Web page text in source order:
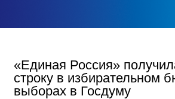
«Единая Россия»
строку в избирательном
выборах в Госдуму